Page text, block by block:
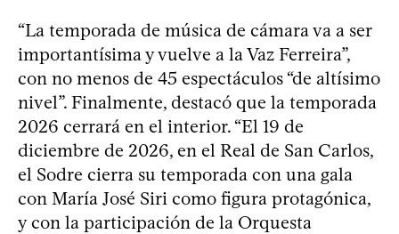
“La temporada de música de cámara va a ser
importantísima y vuelve a la Vaz Ferreira”,
con no menos de 45 espectáculos “de altísimo
nivel”. Finalmente, destacó que la temporada
2026 cerrará en el interior. “El 19 de
diciembre de 2026, en el Real de San Carlos,
el Sodre cierra su temporada con una gala
con María José Siri como figura protagónica,
y con la participación de la Orquesta